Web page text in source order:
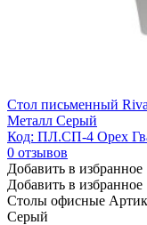
Стол письменный
Металл Серый
Код: ПЛ.СП-4 Орех
0 отзывов
Добавить в избранное
Добавить в избранное
Столы офисные
Серый